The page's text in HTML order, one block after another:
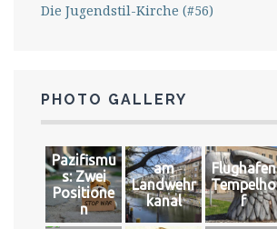
Die Jugendstil-Kirche (#56)
PHOTO GALLERY
Pazifismu
s: Zwei
Positione
n
am
Landwehr
kanal
Flughafen
Tempelho
f